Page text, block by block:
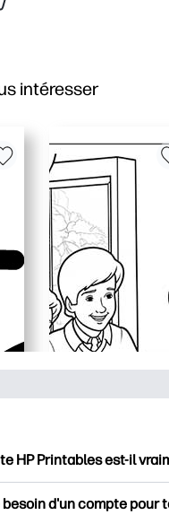
intéresser
HP Printables est-il
besoin d'un compte pour